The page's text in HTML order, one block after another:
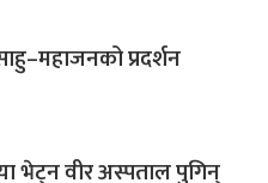
प्रदर्शन
भेट्न वीर अस्पताल पुगिन्